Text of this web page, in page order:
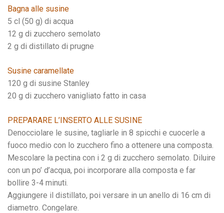
Bagna alle susine
5 cl (50 g) di acqua
12 g di zucchero semolato
2 g di distillato di prugne
Susine caramellate
120 g di susine Stanley
20 g di zucchero vanigliato fatto in casa
PREPARARE L’INSERTO ALLE SUSINE
Denocciolare le susine, tagliarle in 8 spicchi e cuocerle a
fuoco medio con lo zucchero fino a ottenere una composta.
Mescolare la pectina con i 2 g di zucchero semolato. Diluire
con un po’ d’acqua, poi incorporare alla composta e far
bollire 3-4 minuti.
Aggiungere il distillato, poi versare in un anello di 16 cm di
diametro. Congelare.